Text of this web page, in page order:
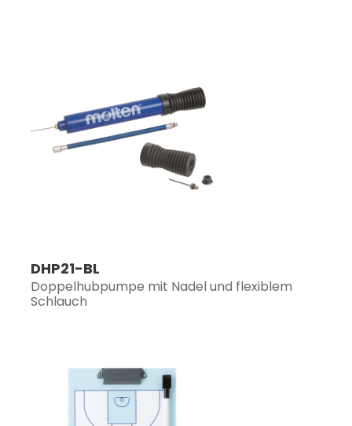
DHP21-BL
Doppelhubpumpe mit Nadel und flexiblem
Schlauch